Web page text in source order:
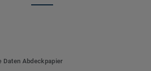
Daten Abdeckpapier